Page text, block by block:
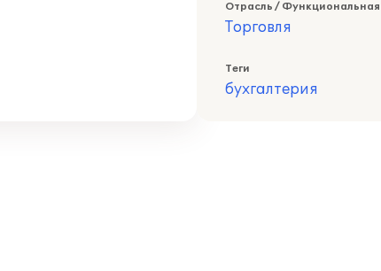
Отрасль /
Торговля
Теги
бухгалтерия